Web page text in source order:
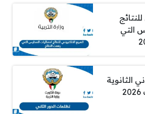
التي
الثانوية
العامة في الكويت 2026